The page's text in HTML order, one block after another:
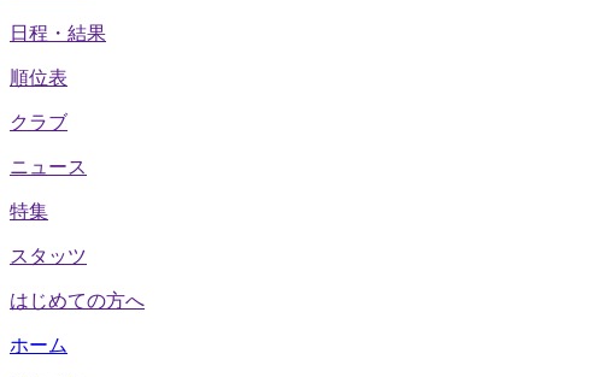
日程・結果
順位表
クラブ
ニュース
特集
スタッツ
はじめての方へ
ホーム